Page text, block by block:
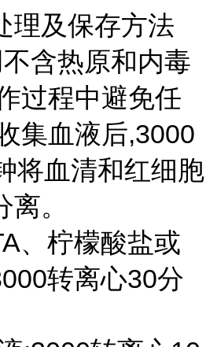
理及保存方法
含热原和内毒
过程中避免任
集血液后,3000
将血清和红细胞
。
、柠檬酸盐或
转离心30分